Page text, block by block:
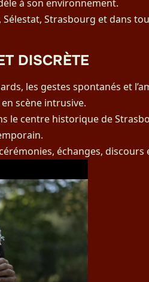
à son environnement.
Strasbourg et dans
DISCRÈTE
les gestes spontanés et
scène intrusive.
le centre historique de
échanges, discours